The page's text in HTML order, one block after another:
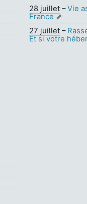
28 juillet –Vie
France
27 juillet –
Et si votre